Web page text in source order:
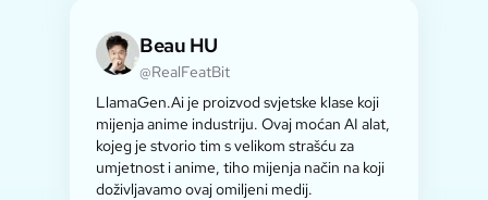
Beau HU
@RealFeatBit
LlamaGen.Ai je proizvod svjetske klase koji
mijenja anime industriju. Ovaj moćan AI alat,
kojeg je stvorio tim s velikom strašću za
umjetnost i anime, tiho mijenja način na koji
doživljavamo ovaj omiljeni medij.